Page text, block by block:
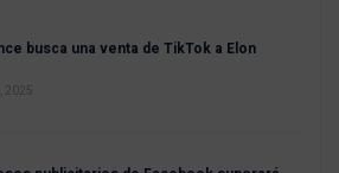
busca una venta de TikTok a Elon
2025